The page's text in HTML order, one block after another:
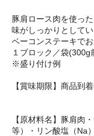
豚肩ロース肉を使っ
味がしっかりとして
ベーコンステーキで
１ブロック／袋(300g
※盛り付け例
【賞味期限】商品到
【原材料名】豚肩肉
等）・リン酸塩（Na